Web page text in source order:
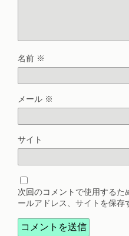
名前 ※
メール ※
サイト
次回のコメントで使用するた
ールアドレス、サイトを保存